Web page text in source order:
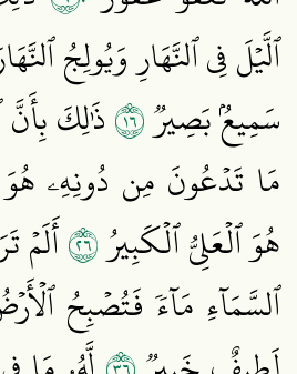
ٱلَّيۡلَ فِي ٱلنَّهَارِ وَيُولِجُ
سَمِيعُۢ بَصِيرٞ٦١ذَٰلِكَ بِأَنَّ
مَا تَدۡعُونَ مِن دُونِهِۦ
هُوَ ٱلۡعَلِيُّ ٱلۡكَبِيرُ٦٢أَلَمۡ
ٱلسَّمَآءِ مَآءٗ فَتُصۡبِحُ